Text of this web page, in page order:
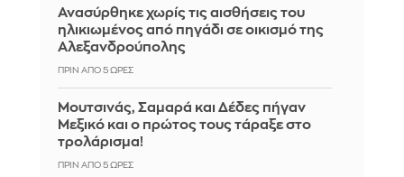
Ανασύρθηκε χωρίς τις αισθήσεις του
ηλικιωμένος από πηγάδι σε οικισμό της
Αλεξανδρούπολης
ΠΡΙΝ ΑΠΌ 5 ΏΡΕΣ
Μουτσινάς, Σαμαρά και Δέδες πήγαν
Μεξικό και ο πρώτος τους τάραξε στο
τρολάρισμα!
ΠΡΙΝ ΑΠΌ 5 ΏΡΕΣ